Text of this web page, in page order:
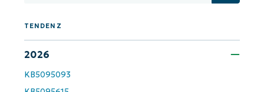
TENDENZ
2026
KB5095093
Starten Sie mit NinjaOne AI-gesteuerten
First